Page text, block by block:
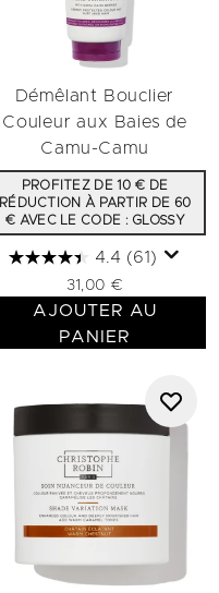
Démêlant Bouclier
Couleur aux Baies de
Camu-Camu
PROFITEZ DE 10 € DE
RÉDUCTION À PARTIR DE 60
€ AVEC LE CODE : GLOSSY
4.4 (61)
31,00 €
AJOUTER AU
PANIER